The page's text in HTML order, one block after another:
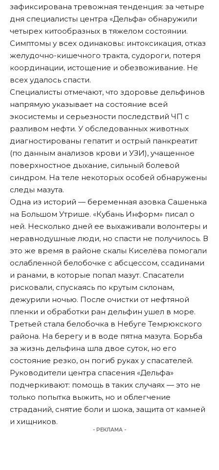
зафиксирована тревожная тенденция: за четыре
дня специалисты центра «Дельфа» обнаружили
четырех китообразных в тяжелом состоянии.
Симптомы у всех одинаковы: интоксикация, отказ
желудочно-кишечного тракта, судороги, потеря
координации, истощение и обезвоживание. Не
всех удалось спасти.
Специалисты отмечают, что здоровье дельфинов
напрямую указывает на состояние всей
экосистемы и серьезности последствий ЧП с
разливом нефти. У обследованных животных
диагностированы гепатит и острый панкреатит
(по данным анализов крови и УЗИ), учащенное
поверхностное дыхание, сильный болевой
синдром. На теле некоторых особей обнаружены
следы мазута.
Одна из историй — беременная азовка Сашенька
на Большом Утрише. «Кубань Информ» писал о
ней. Несколько дней ее выхаживали волонтеры и
неравнодушные люди, но спасти не получилось. В
это же время в районе скалы Киселёва помогали
ослабленной белобочке с абсцессом, ссадинами
и ранами, в которые попал мазут. Спасатели
рисковали, спускаясь по крутым склонам,
дежурили ночью. После очистки от нефтяной
пленки и обработки ран дельфин ушел в море.
Третьей стала белобочка в Небуге Темрюкского
района. На берегу и в воде пятна мазута. Борьба
за жизнь дельфина шла двое суток, но его
состояние резко, он погиб руках у спасателей.
Руководители центра спасения «Дельфа»
подчеркивают: помощь в таких случаях — это не
только попытка выжить, но и облегчение
страданий, снятие боли и шока, защита от камней
и хищников.
- РЕКЛАМА -